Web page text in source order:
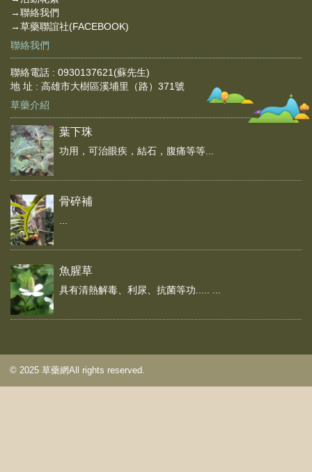
→聯絡我們
→草藥聯誼社(FACEBOOK)
聯絡我們
聯絡電話 : 0930137621(蘇先生)
地 址 : 高雄市大樹區溪埔里（路）371號
草藥介紹
葉下珠
功用，可治眼疾，結石，腹痛等等...
骨碎補
魚腥草
具有清熱解毒、利尿、抗菌等功..... ...
© 2025 草藥網All rights reserved.